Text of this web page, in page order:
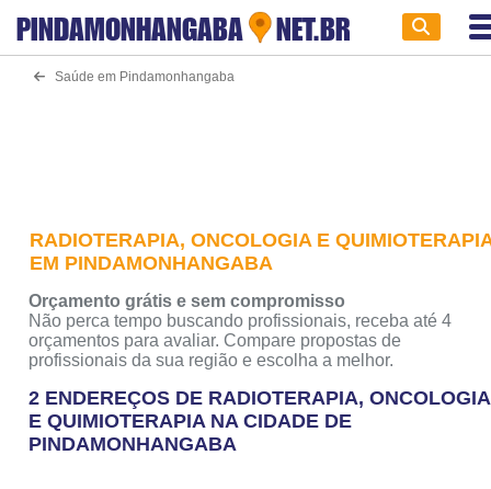
PINDAMONHANGABA NET.BR
Saúde em Pindamonhangaba
RADIOTERAPIA, ONCOLOGIA E
EM PINDAMONHANGABA
Orçamento grátis e sem compromisso
Não perca tempo buscando profissionais, receba até 4
orçamentos para avaliar. Compare propostas de
profissionais da sua região e escolha a melhor.
2 ENDEREÇOS DE RADIOTERAPIA, ONCOLOGIA
E QUIMIOTERAPIA NA CIDADE DE
PINDAMONHANGABA